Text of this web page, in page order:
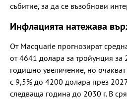
събитие, за да се възобнови
Инфлацията натежава
От Macquarie прогнозират
от 4641 долара за тройунция за
годишно увеличение, но очакват
с 9,5% до 4200 долара през
следваща година до 2030 г. В